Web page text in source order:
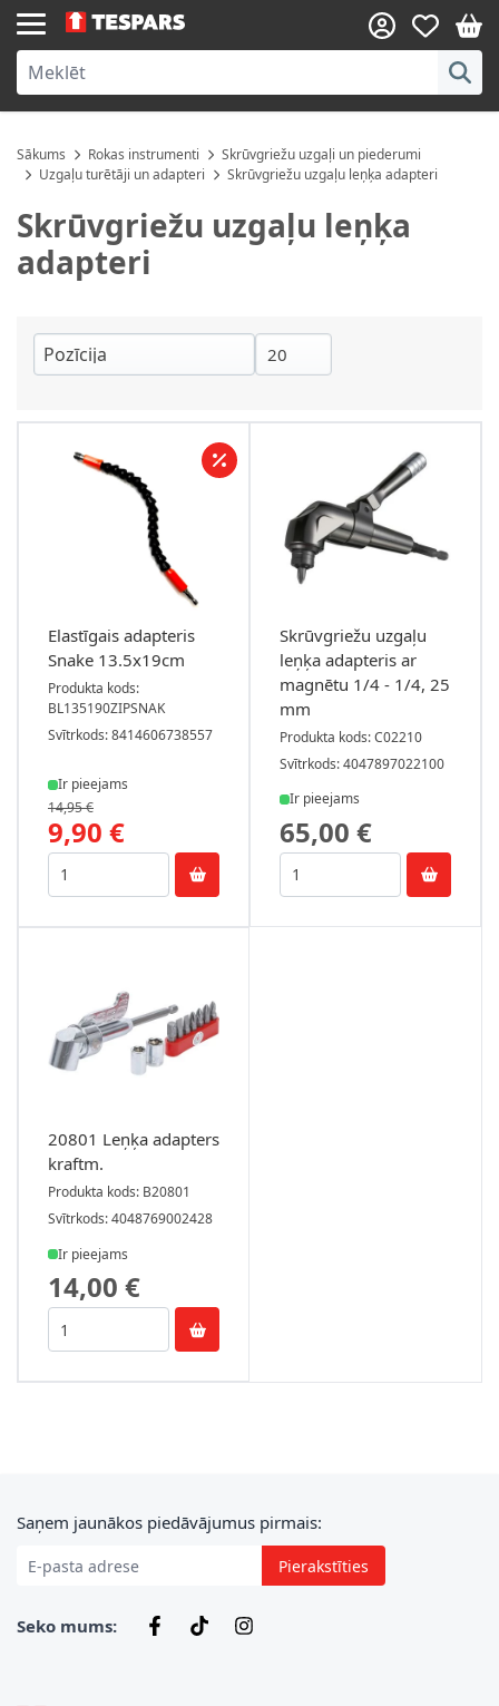
Skip to Content
Sākums Rokas instrumenti
Skrūvgriežu uzgaļi un piederumi
Uzgaļu turētāji un adapteri
Skrūvgriežu uzgaļu leņķa adapteri
Skrūvgriežu uzgaļu leņķa
adapteri
Elastīgais adapteris
Snake 13.5x19cm
Produkta kods:
BL135190ZIPSNAK
Svītrkods: 8414606738557
Ir pieejams
9,90 €
14,95 €
Skrūvgriežu uzgaļu
leņķa adapteris ar
magnētu 1/4 - 1/4, 25
mm
Produkta kods: C02210
Svītrkods: 4047897022100
Ir pieejams
65,00 €
20801 Leņķa adapters
kraftm.
Produkta kods: B20801
Svītrkods: 4048769002428
Ir pieejams
14,00 €
E-pasta adrese
Saņem jaunākos piedāvājumus pirmais:
Pierakstīties
Seko mums: